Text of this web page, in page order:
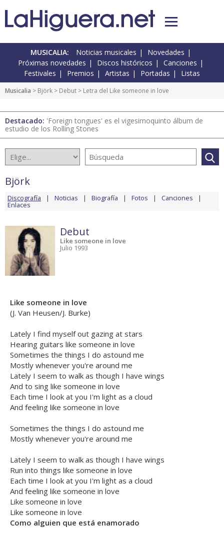
MUSICALIA: Noticias musicales
Novedades
Próximas novedades
Discos históricos
Canciones
Festivales
Premios Artistas Portadas Listas
Musicalia > Björk > Debut > Letra del Like someone in love
Destacado: 'Foreign tongues' es el vigesimoquinto álbum de
estudio de los Rolling Stones
Björk
Discografía Noticias Biografía Fotos Canciones
Enlaces
Debut
Like someone in love
Julio 1993
Like someone in love
(J. Van Heusen/J. Burke)
Lately I find myself out gazing at stars
Hearing guitars like someone in love
Sometimes the things I do astound me
Mostly whenever you're around me
Lately I seem to walk as though I have wings
And to sing like someone in love
Each time I look at you I'm light as a cloud
And feeling like someone in love
Sometimes the things I do astound me
Mostly whenever you're around me
Lately I seem to walk as though I have wings
Run into things like someone in love
Each time I look at you I'm light as a cloud
And feeling like someone in love
Like someone in love
Like someone in love
Como alguien que está enamorado